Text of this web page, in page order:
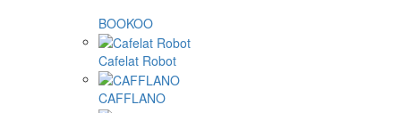
Nespresso kapsulas
Cafissimo, Caffitaly, K-fee kapsulas
Tassimo kapsulas